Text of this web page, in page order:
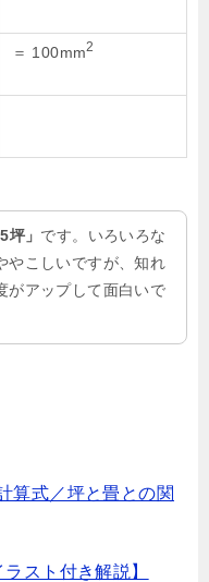
＝ 100mm2
坪」 です。いろいろな
やこしいですが、知れ
がアップして面白いで
算式／坪と畳との関
スト付き解説】